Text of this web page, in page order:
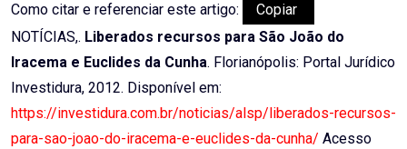
Como citar e referenciar este artigo:
Copiar
NOTÍCIAS,. Liberados recursos para São João do
Iracema e Euclides da Cunha. Florianópolis: Portal Jurídico
Investidura, 2012. Disponível em:
https://investidura.com.br/noticias/alsp/liberados-recursos-
para-sao-joao-do-iracema-e-euclides-da-cunha/ Acesso